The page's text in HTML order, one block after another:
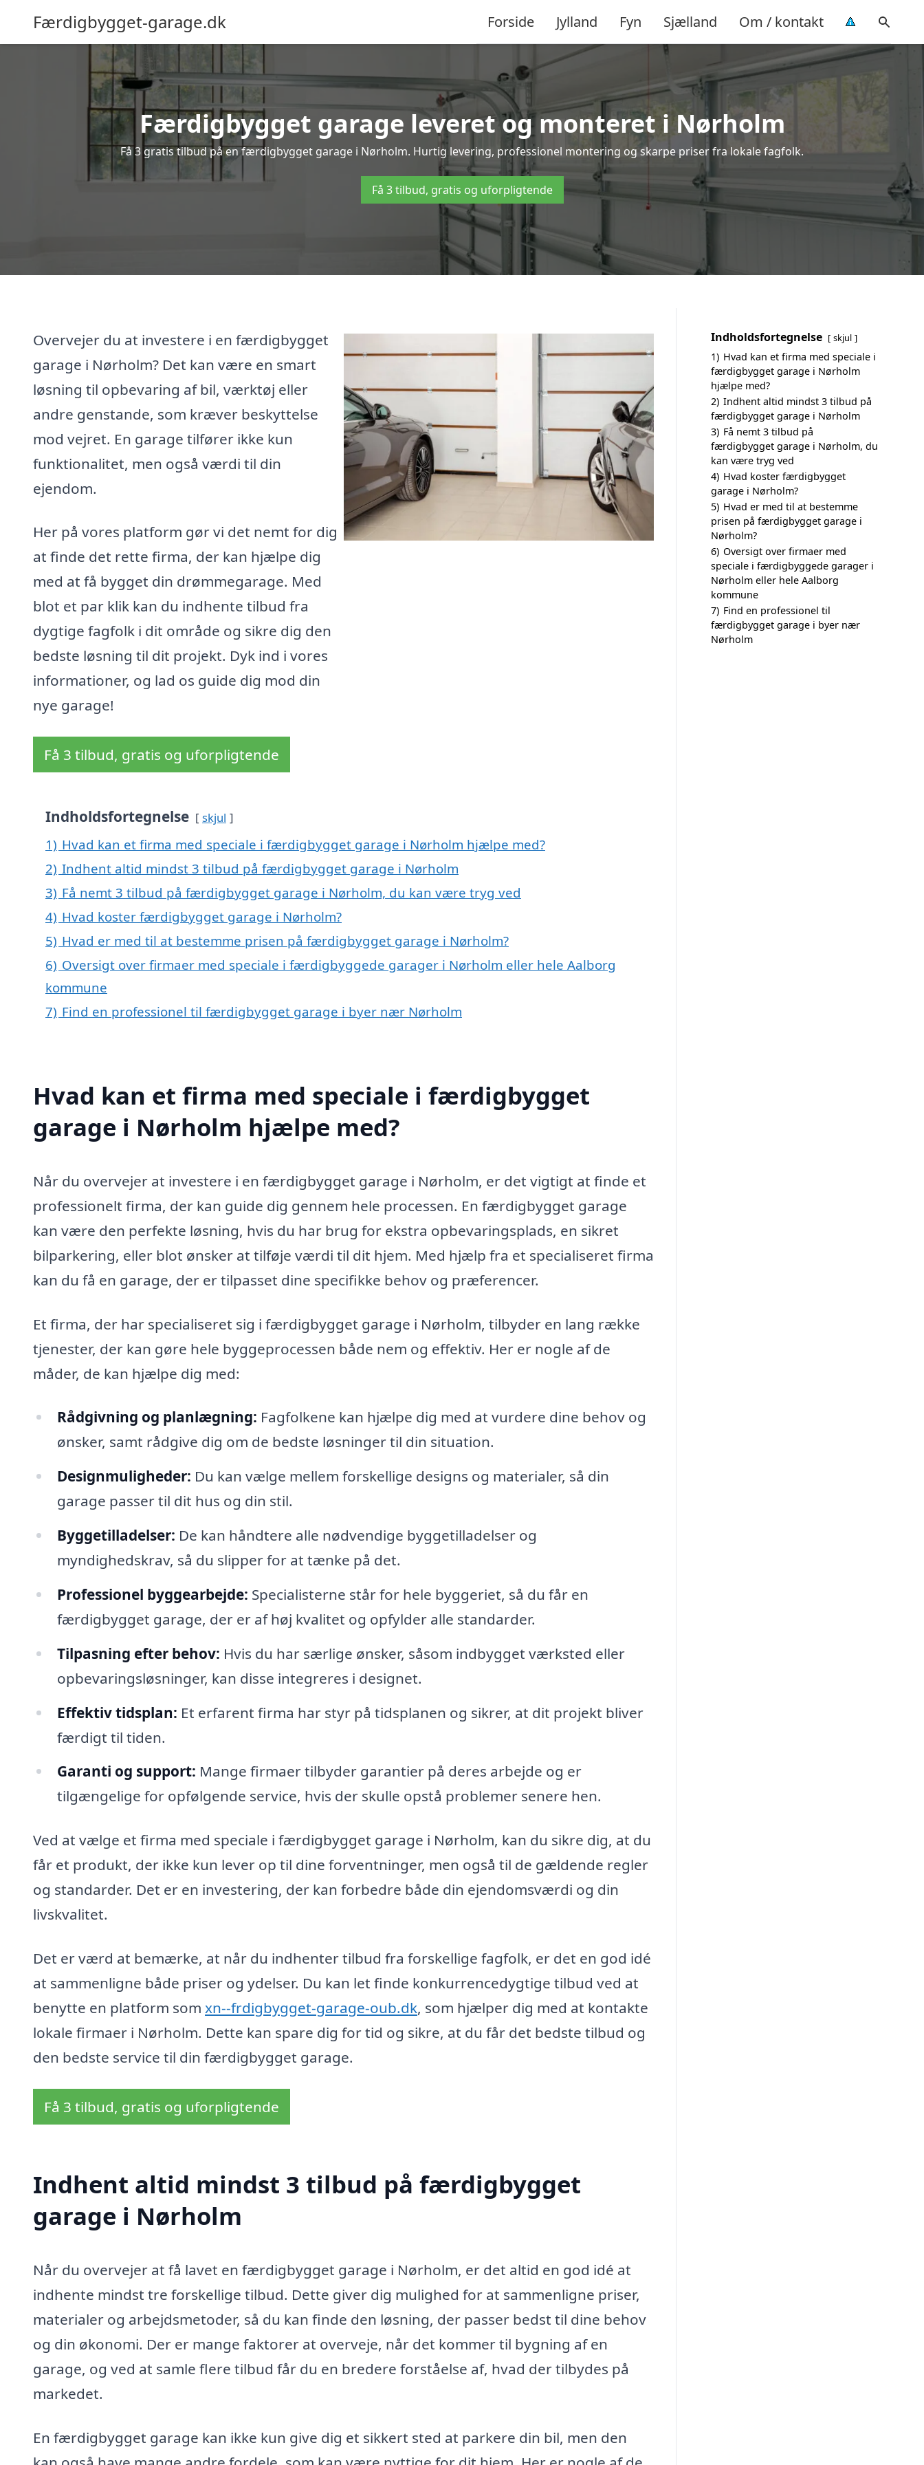
Færdigbygget-garage.dk Forside Jylland Fyn Sjælland Om / kontakt
Færdigbygget garage leveret og monteret i Nørholm
Få 3 gratis tilbud på en færdigbygget garage i Nørholm. Hurtig levering, professionel montering og skarpe priser fra lokale fagfolk.
Få 3 tilbud, gratis og uforpligtende
Overvejer du at investere i en færdigbygget
garage i Nørholm? Det kan være en smart
løsning til opbevaring af bil, værktøj eller
andre genstande, som kræver beskyttelse
mod vejret. En garage tilfører ikke kun
funktionalitet, men også værdi til din
ejendom.
Her på vores platform gør vi det nemt for dig
at finde det rette firma, der kan hjælpe dig
med at få bygget din drømmegarage. Med
blot et par klik kan du indhente tilbud fra
dygtige fagfolk i dit område og sikre dig den
bedste løsning til dit projekt. Dyk ind i vores
informationer, og lad os guide dig mod din
nye garage!
Få 3 tilbud, gratis og uforpligtende
Indholdsfortegnelse skjul
1) Hvad kan et firma med speciale i færdigbygget garage i Nørholm hjælpe med?
2) Indhent altid mindst 3 tilbud på færdigbygget garage i Nørholm
3) Få nemt 3 tilbud på færdigbygget garage i Nørholm, du kan være tryg ved
4) Hvad koster færdigbygget garage i Nørholm?
5) Hvad er med til at bestemme prisen på færdigbygget garage i Nørholm?
6) Oversigt over firmaer med speciale i færdigbyggede garager i Nørholm eller hele Aalborg
kommune
7) Find en professionel til færdigbygget garage i byer nær Nørholm
Hvad kan et firma med speciale i færdigbygget
garage i Nørholm hjælpe med?
Når du overvejer at investere i en færdigbygget garage i Nørholm, er det vigtigt at finde et
professionelt firma, der kan guide dig gennem hele processen. En færdigbygget garage
kan være den perfekte løsning, hvis du har brug for ekstra opbevaringsplads, en sikret
bilparkering, eller blot ønsker at tilføje værdi til dit hjem. Med hjælp fra et specialiseret firma
kan du få en garage, der er tilpasset dine specifikke behov og præferencer.
Et firma, der har specialiseret sig i færdigbygget garage i Nørholm, tilbyder en lang række
tjenester, der kan gøre hele byggeprocessen både nem og effektiv. Her er nogle af de
måder, de kan hjælpe dig med:
Rådgivning og planlægning: Fagfolkene kan hjælpe dig med at vurdere dine behov og
ønsker, samt rådgive dig om de bedste løsninger til din situation.
Designmuligheder: Du kan vælge mellem forskellige designs og materialer, så din
garage passer til dit hus og din stil.
Byggetilladelser: De kan håndtere alle nødvendige byggetilladelser og
myndighedskrav, så du slipper for at tænke på det.
Professionel byggearbejde: Specialisterne står for hele byggeriet, så du får en
færdigbygget garage, der er af høj kvalitet og opfylder alle standarder.
Tilpasning efter behov: Hvis du har særlige ønsker, såsom indbygget værksted eller
opbevaringsløsninger, kan disse integreres i designet.
Effektiv tidsplan: Et erfarent firma har styr på tidsplanen og sikrer, at dit projekt bliver
færdigt til tiden.
Garanti og support: Mange firmaer tilbyder garantier på deres arbejde og er
tilgængelige for opfølgende service, hvis der skulle opstå problemer senere hen.
Ved at vælge et firma med speciale i færdigbygget garage i Nørholm, kan du sikre dig, at du
får et produkt, der ikke kun lever op til dine forventninger, men også til de gældende regler
og standarder. Det er en investering, der kan forbedre både din ejendomsværdi og din
livskvalitet.
Det er værd at bemærke, at når du indhenter tilbud fra forskellige fagfolk, er det en god idé
at sammenligne både priser og ydelser. Du kan let finde konkurrencedygtige tilbud ved at
benytte en platform som xn--frdigbygget-garage-oub.dk, som hjælper dig med at kontakte
lokale firmaer i Nørholm. Dette kan spare dig for tid og sikre, at du får det bedste tilbud og
den bedste service til din færdigbygget garage.
Få 3 tilbud, gratis og uforpligtende
Indhent altid mindst 3 tilbud på færdigbygget
garage i Nørholm
Når du overvejer at få lavet en færdigbygget garage i Nørholm, er det altid en god idé at
indhente mindst tre forskellige tilbud. Dette giver dig mulighed for at sammenligne priser,
materialer og arbejdsmetoder, så du kan finde den løsning, der passer bedst til dine behov
og din økonomi. Der er mange faktorer at overveje, når det kommer til bygning af en
garage, og ved at samle flere tilbud får du en bredere forståelse af, hvad der tilbydes på
markedet.
En færdigbygget garage kan ikke kun give dig et sikkert sted at parkere din bil, men den
Indholdsfortegnelse skjul
1) Hvad kan et firma med speciale i
færdigbygget garage i Nørholm
hjælpe med?
2) Indhent altid mindst 3 tilbud på
færdigbygget garage i Nørholm
3) Få nemt 3 tilbud på
færdigbygget garage i Nørholm, du
kan være tryg ved
4) Hvad koster færdigbygget
garage i Nørholm?
5) Hvad er med til at bestemme
prisen på færdigbygget garage i
Nørholm?
6) Oversigt over firmaer med
speciale i færdigbyggede garager i
Nørholm eller hele Aalborg
kommune
7) Find en professionel til
færdigbygget garage i byer nær
Nørholm